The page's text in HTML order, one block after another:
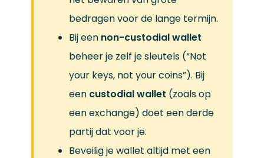
bedragen voor de lange termijn.
Bij een non-custodial wallet
beheer je zelf je sleutels (“Not
your keys, not your coins”). Bij
een custodial wallet (zoals op
een exchange) doet een derde
partij dat voor je.
Beveilig je wallet altijd met een